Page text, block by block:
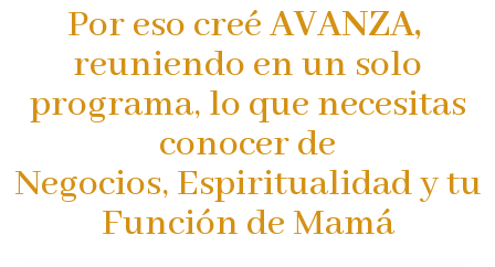
Por eso creéAVANZA,
reuniendo en un solo
programa, lo que necesitas
conocer de
Negocios, Espiritualidad y tu
Función de Mamá